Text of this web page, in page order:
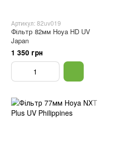
Артикул: 82uv019
Фільтр 82мм Hoya HD UV
Japan
1 350 грн